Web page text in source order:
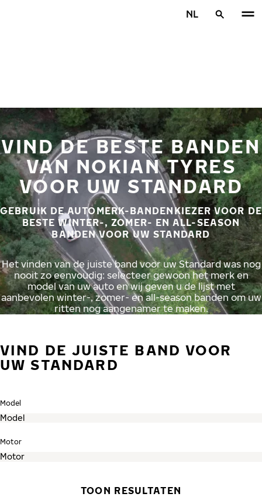
NL
VIND DE BESTE BANDEN
VAN NOKIAN TYRES
VOOR UW STANDARD
GEBRUIK DE AUTOMERK-BANDENKIEZER VOOR DE
BESTE WINTER-, ZOMER- EN ALL-SEASON
BANDEN VOOR UW STANDARD
Het vinden van de juiste band voor uw Standard was nog
nooit zo eenvoudig: selecteer gewoon het merk en
model van uw auto en wij geven u de lijst met
aanbevolen winter-, zomer- en all-season banden om uw
ritten nog aangenamer te maken.
VIND DE JUISTE BAND VOOR
UW STANDARD
Model
Motor
TOON RESULTATEN